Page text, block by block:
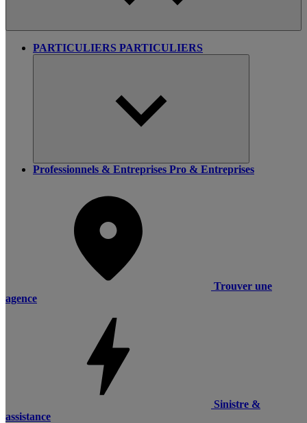
PARTICULIERS PARTICULIERS
Professionnels & Entreprises Pro & Entreprises
Trouver une
agence
Sinistre &
assistance